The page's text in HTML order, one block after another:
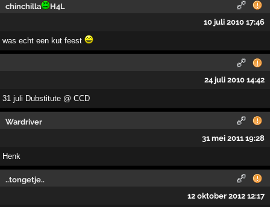
chinchilla
H4L
10 juli 2010 17:46
was echt een kut feest
24 juli 2010 14:42
31 juli Dubstitute @ CCD
Wardriver
31 mei 2011 19:28
Henk
..tongetje..
12 oktober 2012 12:17